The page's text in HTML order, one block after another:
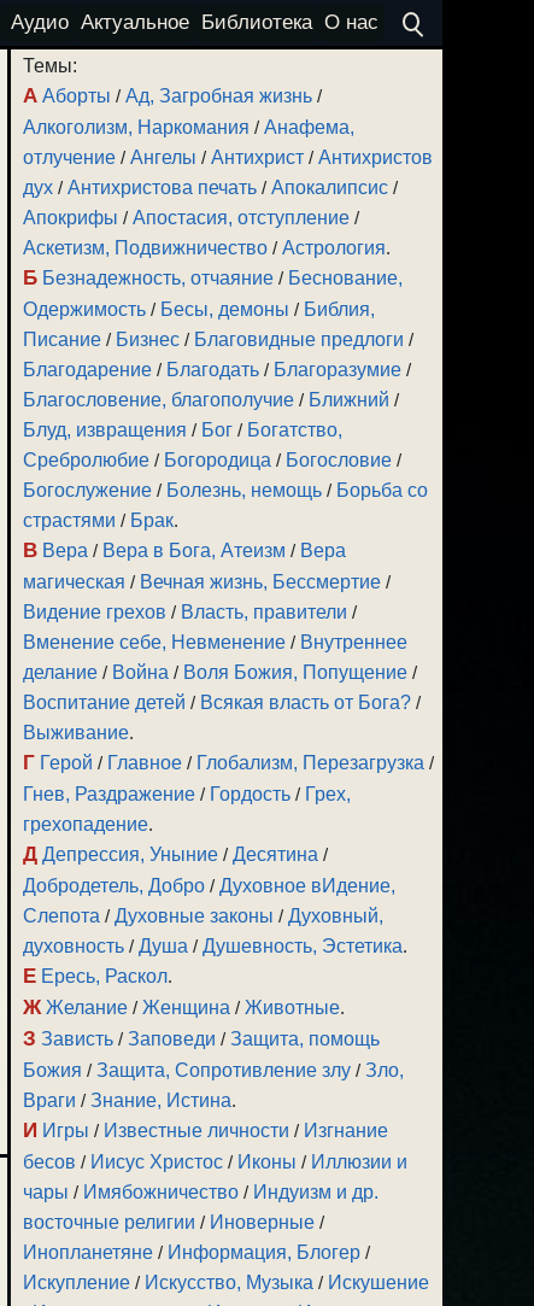
Аудио Актуальное Библиотека О нас
Темы:
А Аборты /Ад, Загробная жизнь /
Алкоголизм, Наркомания /Анафема,
отлучение /Ангелы /Антихрист /Антихристов
дух /Антихристова печать /Апокалипсис /
Апокрифы /Апостасия, отступление /
Аскетизм, Подвижничество /Астрология.
Б Безнадежность, отчаяние / Беснование,
Одержимость / Бесы, демоны / Библия,
Писание / Бизнес / Благовидные предлоги /
Благодарение / Благодать / Благоразумие /
Благословение, благополучие / Ближний /
Блуд, извращения / Бог / Богатство,
Сребролюбие / Богородица / Богословие /
Богослужение / Болезнь, немощь / Борьба со
страстями / Брак.
В Вера / Вера в Бога, Атеизм / Вера
магическая / Вечная жизнь, Бессмертие /
Видение грехов / Власть, правители /
Вменение себе, Невменение / Внутреннее
делание / Война / Воля Божия, Попущение /
Воспитание детей / Всякая власть от Бога? /
Выживание.
Г Герой / Главное / Глобализм, Перезагрузка /
Гнев, Раздражение / Гордость / Грех,
грехопадение.
Д Депрессия, Уныние /Десятина /
Добродетель, Добро /Духовное вИдение,
Слепота /Духовные законы /Духовный,
духовность /Душа /Душевность, Эстетика.
Е Ересь, Раскол.
Ж Желание /Женщина /Животные.
З Зависть /Заповеди /Защита, помощь
Божия /Защита, Сопротивление злу /Зло,
Враги /Знание, Истина.
И Игры / Известные личности / Изгнание
бесов / Иисус Христос / Иконы / Иллюзии и
чары / Имябожничество / Индуизм и др.
восточные религии / Иноверные /
Инопланетяне / Информация, Блогер /
Искупление / Искусство, Музыка / Искушение